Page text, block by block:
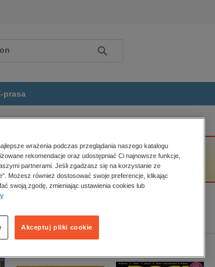
Szukaj
prasa
wrażenia podczas przeglądania naszego katalogu
rekomendacje oraz udostępniać Ci najnowsze funkcje,
partnerami. Jeśli zgadzasz się na korzystanie ze
Możesz również dostosować swoje preferencje, klikając
swoją zgodę, zmieniając ustawienia cookies lub
Akceptuj pliki cookie